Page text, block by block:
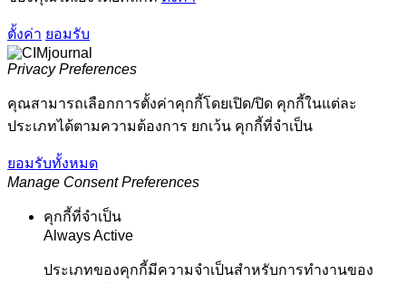
ตั้งค่า ยอมรับ
Privacy Preferences
คุณสามารถเลือกการตั้งค่าคุกกี้โดยเปิด/ปิด คุกกี้ในแต่ละ
ประเภทได้ตามความต้องการ ยกเว้น คุกกี้ที่จำเป็น
ยอมรับทั้งหมด
Manage Consent Preferences
คุกกี้ที่จำเป็น
Always Active
ประเภทของคุกกี้มีความจำเป็นสำหรับการทำงานของ